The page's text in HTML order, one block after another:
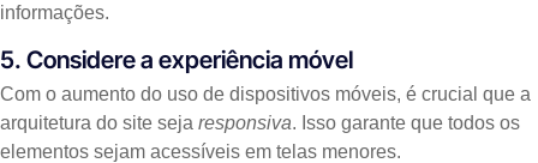
informações.
5. Considere a experiência móvel
Com o aumento do uso de dispositivos móveis, é crucial que a
arquitetura do site seja responsiva. Isso garante que todos os
elementos sejam acessíveis em telas menores.